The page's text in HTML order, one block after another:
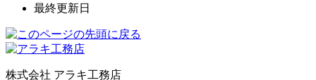
最終更新日
株式会社 アラキ工務店